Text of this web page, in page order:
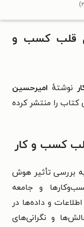
قلب کسب و
نوشتهٔ امیرحسین
کتاب را منتشر کرده
کسب و کار
بررسی تأثیر هوش
و جامعه
و داده‌ها در
و نگرانی‌های